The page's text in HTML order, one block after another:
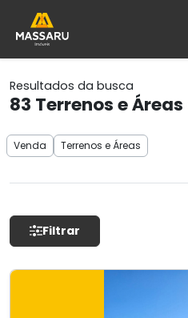
Resultados da busca
83 Terrenos e Áreas
Venda Terrenos e Áreas
Filtrar